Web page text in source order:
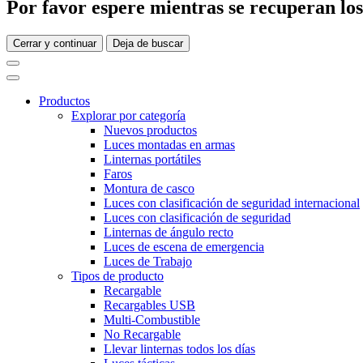
Por favor espere mientras se recuperan
Cerrar y continuar Deja de buscar
Productos
Explorar por categoría
Nuevos productos
Luces montadas en armas
Linternas portátiles
Faros
Montura de casco
Luces con clasificación de seguridad internacional
Luces con clasificación de seguridad
Linternas de ángulo recto
Luces de escena de emergencia
Luces de Trabajo
Tipos de producto
Recargable
Recargables USB
Multi-Combustible
No Recargable
Llevar linternas todos los días